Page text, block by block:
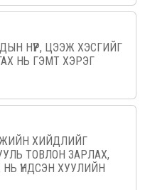
НҮҮР, ЦЭЭЖ ХЭСГИЙГ
НЬ ГЭМТ ХЭРЭГ
ХИЙДЛИЙГ
ТОВЛОН ЗАРЛАХ,
ҮНДСЭН ХУУЛИЙН